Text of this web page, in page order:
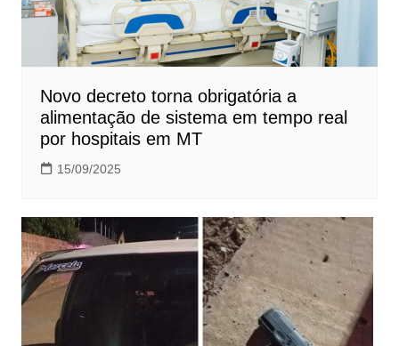
Novo decreto torna obrigatória a
alimentação de sistema em tempo real
por hospitais em MT
15/09/2025